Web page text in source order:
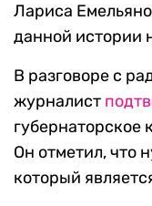
Лариса
данной истории
В разговоре с
журналист
губернаторское
Он отметил, что
который